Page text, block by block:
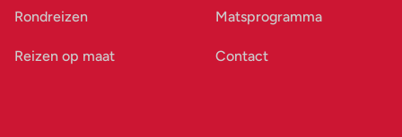
Rondreizen
Reizen op maat
Matsprogramma
Contact